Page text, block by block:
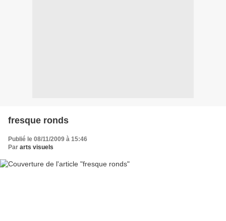
fresque ronds
Publié le 08/11/2009 à 15:46
Par arts visuels